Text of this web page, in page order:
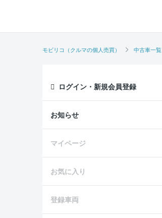
モビリコ（クルマの個人売買） 中古車一覧
ログイン・新規会員登録
お知らせ
マイページ
お気に入り
登録車両